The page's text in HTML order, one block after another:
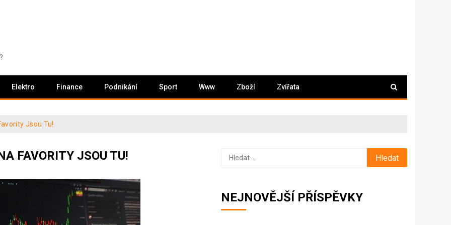
Elektro Finance Podnikání Sport Www Zboží Zvířata
Jsou Tu!
FAVORITY JSOU TU! Vyhledávání
NEJNOVĚJŠÍ PŘÍSPĚVKY